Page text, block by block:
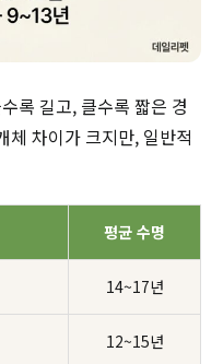
록 길고, 클수록 짧은 경
체 차이가 크지만, 일반적
평균 수명
14~17년
12~15년